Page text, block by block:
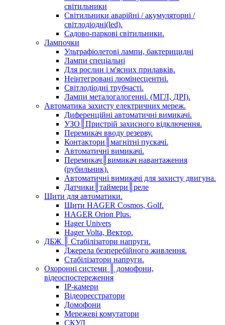
світильники
Світильники аварійні / акумуляторні /
світлодіодні(led).
Садово-паркові світильники.
Лампочки
Ультрафіолетові лампи, бактерицидні
Лампи спеціальні
Для рослин і м'ясних прилавків.
Неінтегровані люмінесцентні.
Світлодіодні трубчасті.
Лампи металогалогенні. (МГЛ, ДРІ).
Автоматика захисту електричних мереж.
Диференційні автоматичні вимикачі.
УЗО║Пристрій захисного відключення.
Перемикач вводу резерву.
Контактори║магнітні пускачі.
Автоматичні вимикачі.
Перемикач║вимикач навантаження
(рубильник).
Автоматичні вимикачі для захисту двигуна.
Датчики║таймери║реле
Щити для автоматики.
Щити HAGER Cosmos, Golf.
HAGER Orion Plus.
Hager Univers
Hager Volta, Вектор.
ДБЖ ║ Стабілізатори напруги.
Джерела безперебійного живлення.
Стабілізатори напруги.
Охоронні системи ║ домофони,
відеоспостереження
IP-камери
Відеореєстратори
Домофони
Мережеві комутатори
СКУД